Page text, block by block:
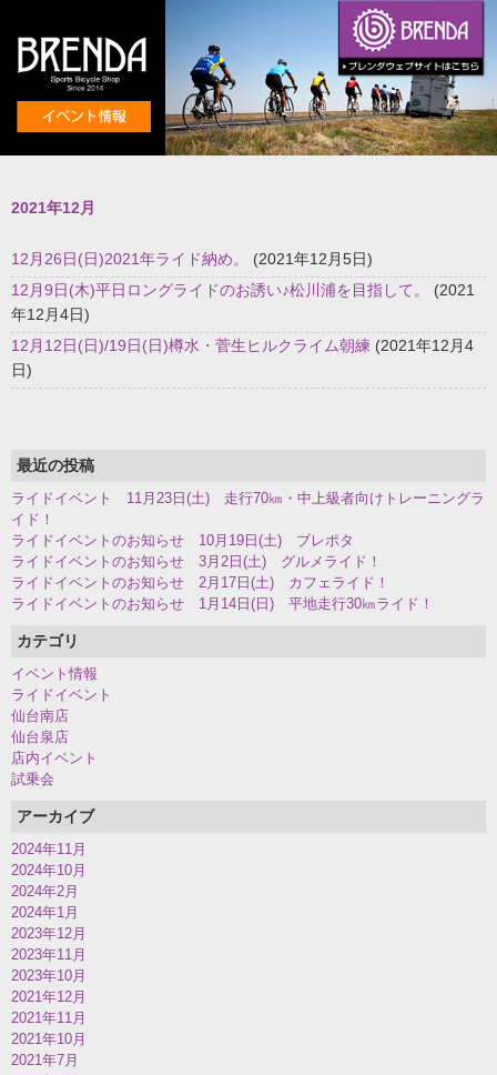
2021年12月
12月26日(日)2021年ライド納め。
(2021年12月5日)
12月9日(木)平日ロングライドのお誘い♪松川浦を目指して。
(2021
年12月4日)
12月12日(日)/19日(日)樽水・菅生ヒルクライム朝練 (2021年12月4
日)
最近の投稿
ライドイベント 11月23日(土) 走行70㎞・中上級者向けトレーニングラ
イド！
ライドイベントのお知らせ 10月19日(土) ブレポタ
ライドイベントのお知らせ 3月2日(土) グルメライド！
ライドイベントのお知らせ 2月17日(土) カフェライド！
ライドイベントのお知らせ 1月14日(日) 平地走行30㎞ライド！
カテゴリ
イベント情報
ライドイベント
仙台南店
仙台泉店
店内イベント
試乗会
アーカイブ
2024年11月
2024年10月
2024年2月
2024年1月
2023年12月
2023年11月
2023年10月
2021年12月
2021年11月
2021年10月
2021年7月